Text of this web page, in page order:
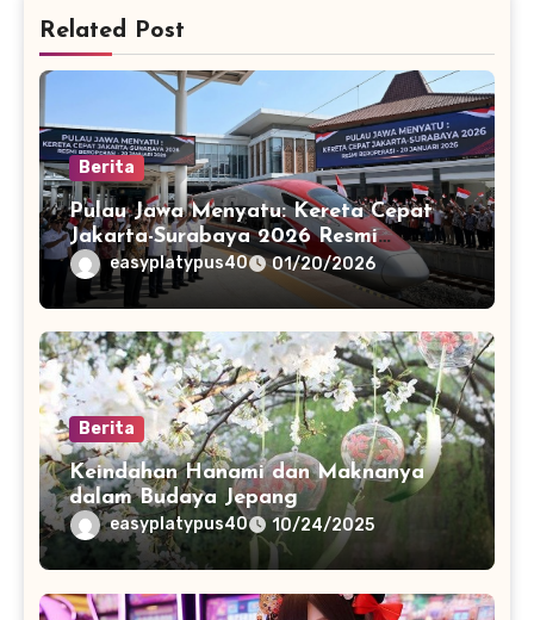
Related Post
Berita
Pulau Jawa Menyatu: Kereta Cepat
Jakarta-Surabaya 2026 Resmi
Beroperasi
easyplatypus40 01/20/2026
Berita
Keindahan Hanami dan Maknanya
dalam Budaya Jepang
easyplatypus40 10/24/2025